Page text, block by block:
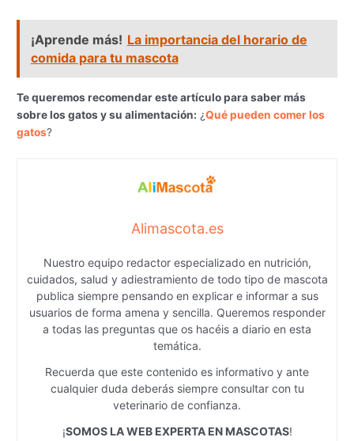
¡Aprende más! La importancia del horario de
comida para tu mascota
Te queremos recomendar este artículo para saber más
sobre los gatos y su alimentación: ¿Qué pueden comer los
gatos?
Alimascota.es
Nuestro equipo redactor especializado en nutrición,
cuidados, salud y adiestramiento de todo tipo de mascota
publica siempre pensando en explicar e informar a sus
usuarios de forma amena y sencilla. Queremos responder
a todas las preguntas que os hacéis a diario en esta
temática.
Recuerda que este contenido es informativo y ante
cualquier duda deberás siempre consultar con tu
veterinario de confianza.
¡SOMOS LA WEB EXPERTA EN MASCOTAS!